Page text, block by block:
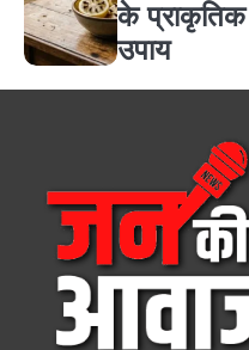
के प्राकृतिक
उपाय